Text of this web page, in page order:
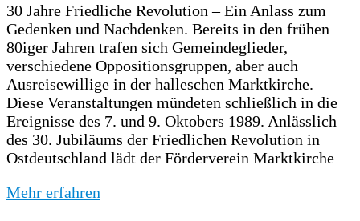
30 Jahre Friedliche Revolution – Ein Anlass zum
Gedenken und Nachdenken. Bereits in den frühen
80iger Jahren trafen sich Gemeindeglieder,
verschiedene Oppositionsgruppen, aber auch
Ausreisewillige in der halleschen Marktkirche.
Diese Veranstaltungen mündeten schließlich in die
Ereignisse des 7. und 9. Oktobers 1989. Anlässlich
des 30. Jubiläums der Friedlichen Revolution in
Ostdeutschland lädt der Förderverein Marktkirche
Mehr erfahren